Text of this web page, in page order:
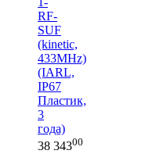
RF-
SUF
(kinetic,
433MHz)
(IARL,
IP67
Пластик,
3
года)
38 34300